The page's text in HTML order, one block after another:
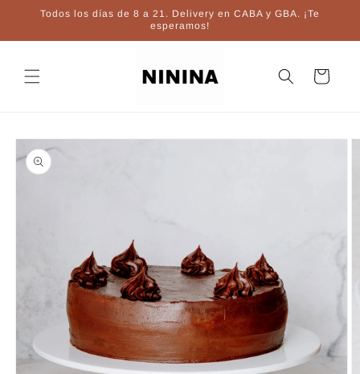
directamente
Todos los días de 8 a 21. Delivery en CABA y GBA. ¡Te
esperamos!
Carrito
directamente
a la
información